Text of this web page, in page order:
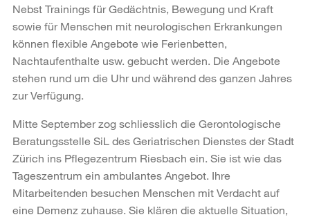
Nebst Trainings für Gedächtnis, Bewegung und Kraft
sowie für Menschen mit neurologischen Erkrankungen
können flexible Angebote wie Ferienbetten,
Nachtaufenthalte usw. gebucht werden. Die Angebote
stehen rund um die Uhr und während des ganzen Jahres
zur Verfügung.
Mitte September zog schliesslich die Gerontologische
Beratungsstelle SiL des Geriatrischen Dienstes der Stadt
Zürich ins Pflegezentrum Riesbach ein. Sie ist wie das
Tageszentrum ein ambulantes Angebot. Ihre
Mitarbeitenden besuchen Menschen mit Verdacht auf
eine Demenz zuhause. Sie klären die aktuelle Situation,